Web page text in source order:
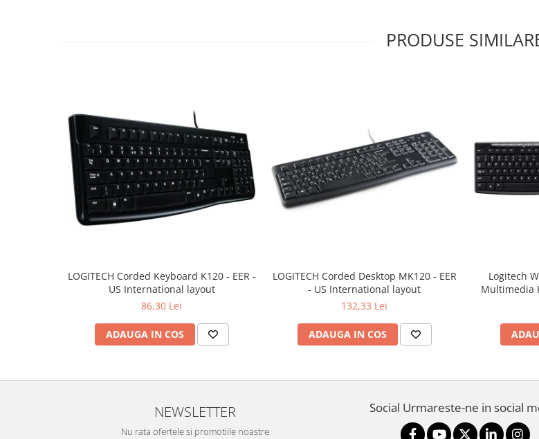
PRODUSE
LOGITECH Corded Keyboard K120 - EER -
US International layout
86,30 Lei
ADAUGA IN COS
LOGITECH Corded Desktop MK120 - EER
- US International layout
132,33 Lei
ADAUGA IN COS
Logitech
Multimedia
NEWSLETTER
Nu rata ofertele si promotiile noastre
Social Urmareste-ne in social